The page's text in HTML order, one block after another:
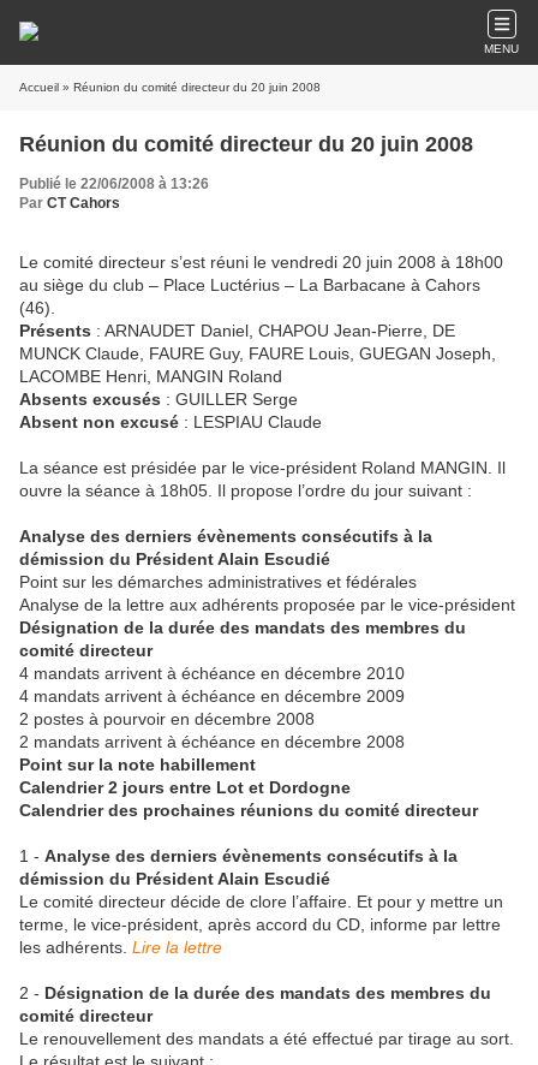
MENU
Accueil » Réunion du comité directeur du 20 juin 2008
Réunion du comité directeur du 20 juin 2008
Publié le 22/06/2008 à 13:26
Par CT Cahors
Le comité directeur s’est réuni le vendredi 20 juin 2008 à 18h00
au siège du club – Place Luctérius – La Barbacane à Cahors
(46).
Présents : ARNAUDET Daniel, CHAPOU Jean-Pierre, DE
MUNCK Claude, FAURE Guy, FAURE Louis, GUEGAN Joseph,
LACOMBE Henri, MANGIN Roland
Absents excusés : GUILLER Serge
Absent non excusé : LESPIAU Claude
La séance est présidée par le vice-président Roland MANGIN. Il
ouvre la séance à 18h05. Il propose l’ordre du jour suivant :
Analyse des derniers évènements consécutifs à la
démission du Président Alain Escudié
Point sur les démarches administratives et fédérales
Analyse de la lettre aux adhérents proposée par le vice-président
Désignation de la durée des mandats des membres du
comité directeur
4 mandats arrivent à échéance en décembre 2010
4 mandats arrivent à échéance en décembre 2009
2 postes à pourvoir en décembre 2008
2 mandats arrivent à échéance en décembre 2008
Point sur la note habillement
Calendrier 2 jours entre Lot et Dordogne
Calendrier des prochaines réunions du comité directeur
1 - Analyse des derniers évènements consécutifs à la
démission du Président Alain Escudié
Le comité directeur décide de clore l’affaire. Et pour y mettre un
terme, le vice-président, après accord du CD, informe par lettre
les adhérents. Lire la lettre
2 - Désignation de la durée des mandats des membres du
comité directeur
Le renouvellement des mandats a été effectué par tirage au sort.